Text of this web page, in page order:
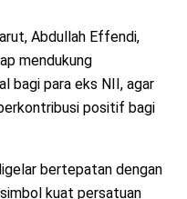
Abdullah Effendi,
mendukung
bagi para eks NII, agar
positif bagi
bertepatan dengan
kuat persatuan